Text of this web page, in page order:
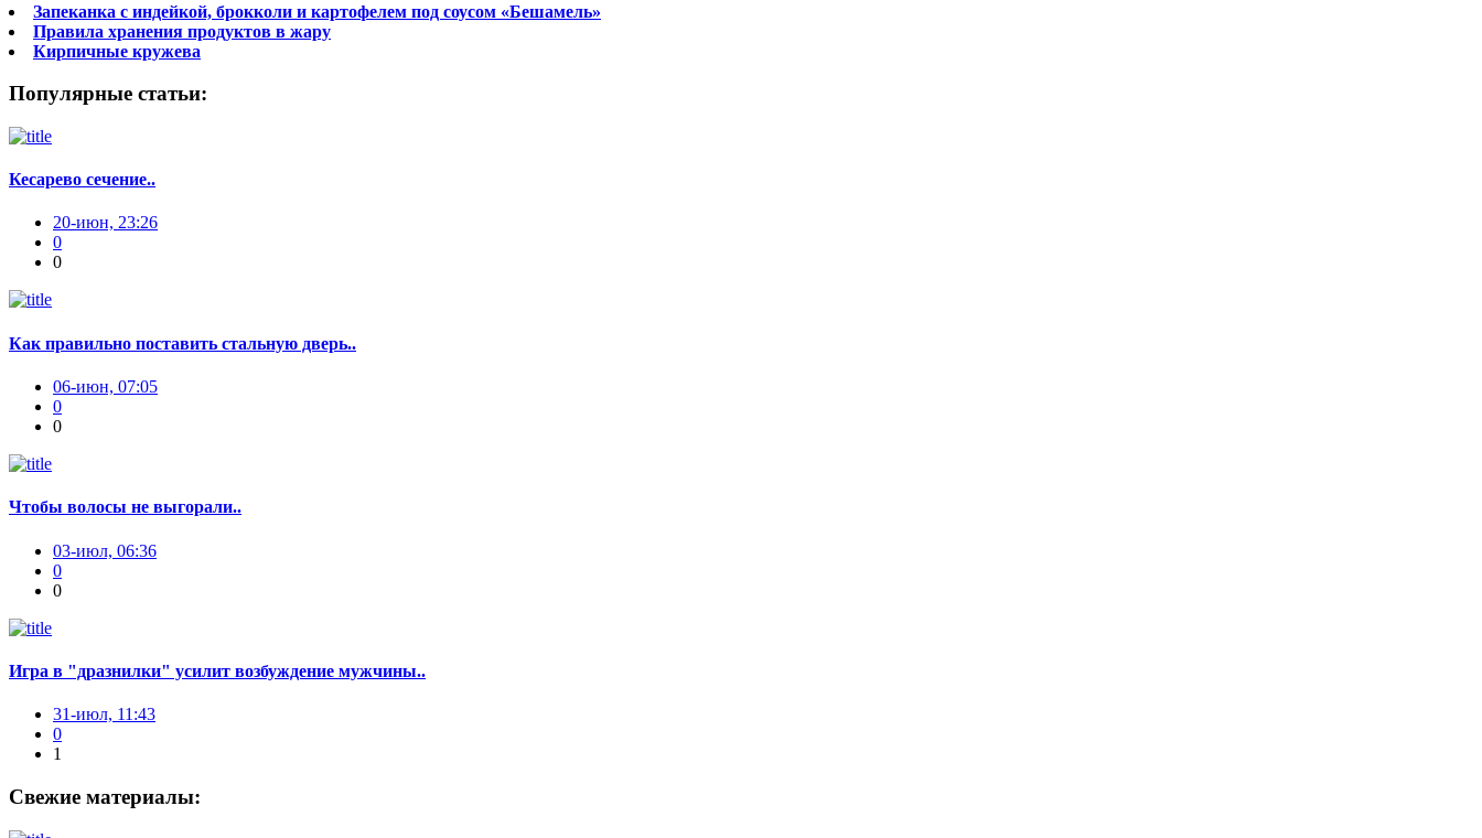
Запеканка с индейкой, брокколи и картофелем под соусом «Бешамель»
Правила хранения продуктов в жару
Кирпичные кружева
Популярные статьи:
Кесарево сечение..
20-июн, 23:26
0
0
Как правильно поставить стальную дверь..
06-июн, 07:05
0
0
Чтобы волосы не выгорали..
03-июл, 06:36
0
0
Игра в "дразнилки" усилит возбуждение мужчины..
31-июл, 11:43
0
1
Свежие материалы: